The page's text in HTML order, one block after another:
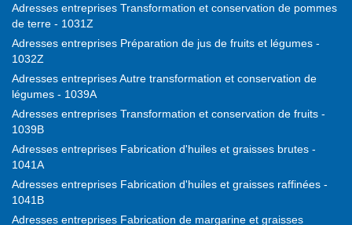
Adresses entreprises Transformation et conservation de pommes
de terre - 1031Z
Adresses entreprises Préparation de jus de fruits et légumes -
1032Z
Adresses entreprises Autre transformation et conservation de
légumes - 1039A
Adresses entreprises Transformation et conservation de fruits -
1039B
Adresses entreprises Fabrication d'huiles et graisses brutes -
1041A
Adresses entreprises Fabrication d'huiles et graisses raffinées -
1041B
Adresses entreprises Fabrication de margarine et graisses